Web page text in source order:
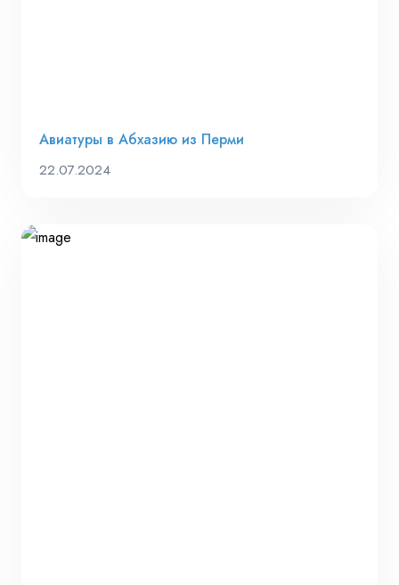
Авиатуры в Абхазию из Перми
22.07.2024